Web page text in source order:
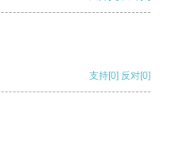
支持[0] 反对[0]